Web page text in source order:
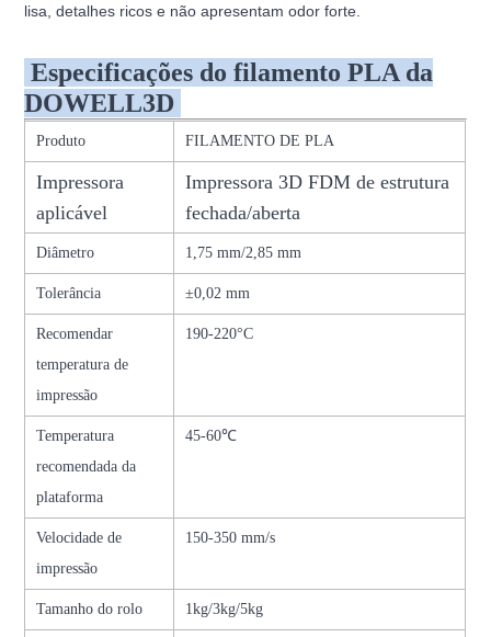
lisa, detalhes ricos e não apresentam odor forte.
Especificações do filamento PLA da
DOWELL3D
Produto FILAMENTO DE PLA
Impressora
aplicável
Impressora 3D FDM de estrutura
fechada/aberta
Diâmetro 1,75 mm/2,85 mm
Tolerância ±0,02 mm
Recomendar
temperatura de
impressão
190-220°C
Temperatura
recomendada da
plataforma
45-60℃
Velocidade de
impressão
150-350 mm/s
Tamanho do rolo 1kg/3kg/5kg